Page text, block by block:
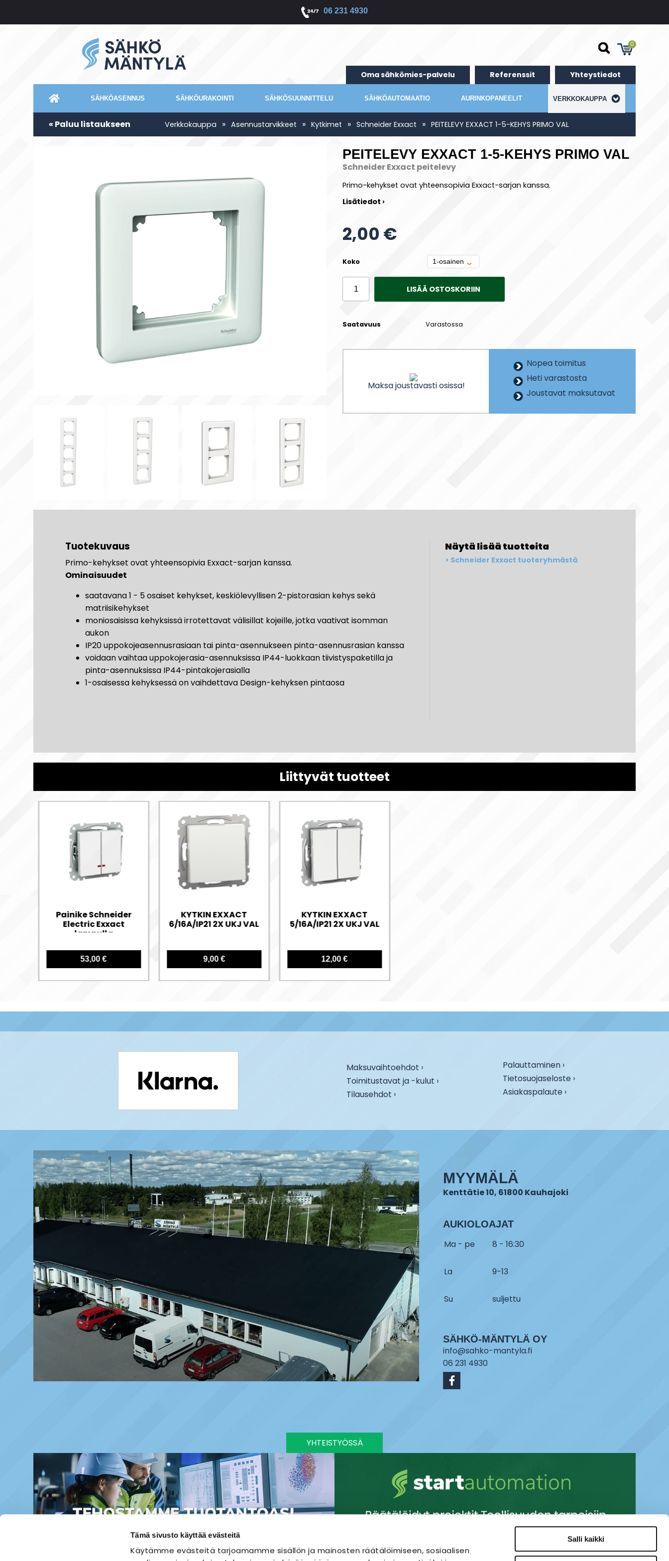
Tämä sivusto käyttää evästeitä
Käytämme evästeitä tarjoamamme sisällön ja mainosten räätälöimiseen, sosiaalisen
Salli kaikki
06 231 4930
0
Oma sähkömies-palvelu Referenssit Yhteystiedot
SÄHKÖASENNUS SÄHKÖURAKOINTI SÄHKÖSUUNNITTELU SÄHKÖAUTOMAATIO AURINKOPANEELIT VERKKOKAUPPA
« Paluu listaukseen Verkkokauppa » Asennustarvikkeet » Kytkimet » Schneider Exxact » PEITELEVY EXXACT 1-5-KEHYS PRIMO VAL
PEITELEVY EXXACT 1-5-KEHYS PRIMO VAL
Schneider Exxact peitelevy
Primo-kehykset ovat yhteensopivia Exxact-sarjan kanssa.
Lisätiedot ›
2,00 €
Koko
LISÄÄ OSTOSKORIIN
Saatavuus Varastossa
Maksa joustavasti osissa!
Nopea toimitus
Heti varastosta
Joustavat maksutavat
Tuotekuvaus
Primo-kehykset ovat yhteensopivia Exxact-sarjan kanssa.
Ominaisuudet
saatavana 1 - 5 osaiset kehykset, keskiölevyllisen 2-pistorasian kehys sekä
matriisikehykset
moniosaisissa kehyksissä irrotettavat välisillat kojeille, jotka vaativat isomman
aukon
IP20 uppokojeasennusrasiaan tai pinta-asennukseen pinta-asennusrasian kanssa
voidaan vaihtaa uppokojerasia-asennuksissa IP44-luokkaan tiivistyspaketilla ja
pinta-asennuksissa IP44-pintakojerasialla
1-osaisessa kehyksessä on vaihdettava Design-kehyksen pintaosa
Näytä lisää tuotteita
Schneider Exxact tuoteryhmästä
Liittyvät tuotteet
Painike Schneider
Electric Exxact
lampulla
53,00 €
KYTKIN EXXACT
6/16A/IP21 2X UKJ VAL
9,00 €
KYTKIN EXXACT
5/16A/IP21 2X UKJ VAL
12,00 €
Maksuvaihtoehdot ›
Toimitustavat ja -kulut ›
Tilausehdot ›
Palauttaminen ›
Tietosuojaseloste ›
Asiakaspalaute ›
MYYMÄLÄ
Kenttätie 10, 61800 Kauhajoki
AUKIOLOAJAT
Ma - pe 8 - 16:30
La 9-13
Su suljettu
SÄHKÖ-MÄNTYLÄ OY
info@sahko-mantyla.fi
06 231 4930
YHTEISTYÖSSÄ